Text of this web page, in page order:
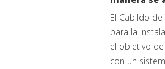
El Cabildo
para la
el objetivo
con un